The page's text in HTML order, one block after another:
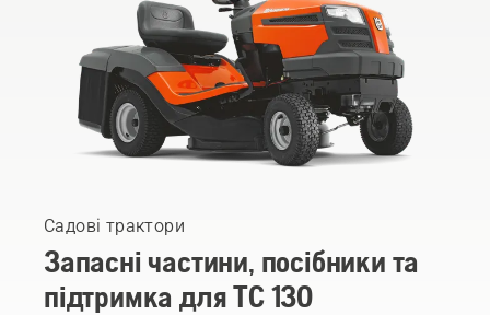
Садові трактори
Запасні частини, посібники та
підтримка для TC 130